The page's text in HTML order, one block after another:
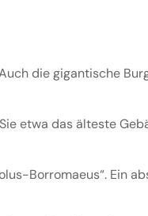
die gigantische
etwa das älteste
Borromaeus“. Ein